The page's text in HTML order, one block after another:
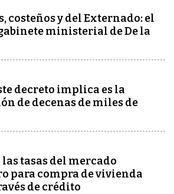
costeños y del Externado: el
ministerial de De la
decreto implica es la
de decenas de miles de
tasas del mercado
para compra de vivienda
de crédito